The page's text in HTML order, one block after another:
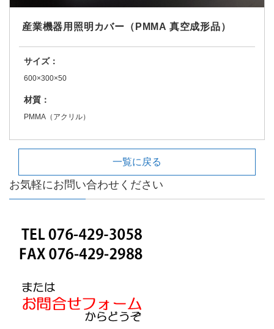
産業機器用照明カバー（PMMA 真空成形品）
サイズ：
600×300×50
材質：
PMMA（アクリル）
一覧に戻る
お気軽にお問い合わせください